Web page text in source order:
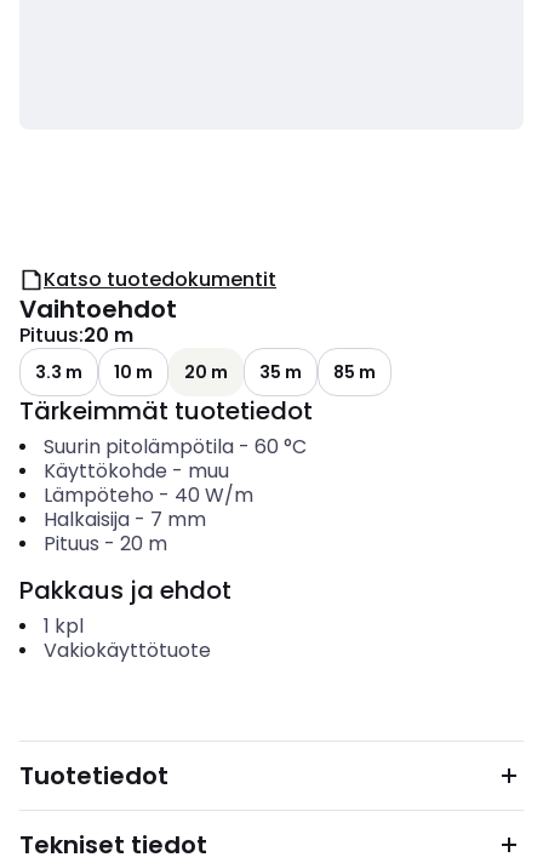
Katso tuotedokumentit
Vaihtoehdot
Pituus:20 m
3.3 m 10 m 20 m 35 m 85 m
Tärkeimmät tuotetiedot
Suurin pitolämpötila- 60 °C
Käyttökohde - muu
Lämpöteho - 40 W/m
Halkaisija- 7 mm
Pituus - 20 m
Pakkaus ja ehdot
1 kpl
Vakiokäyttötuote
Tuotetiedot
Tekniset tiedot